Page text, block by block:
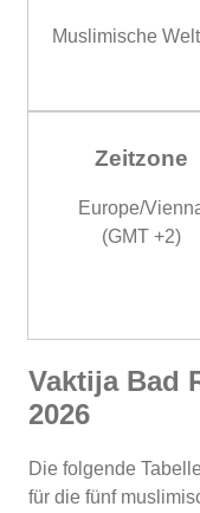
Muslimische
Zeitzone
Europe/
(GMT +2)
Vaktija Bad
2026
Die folgende
für die fünf